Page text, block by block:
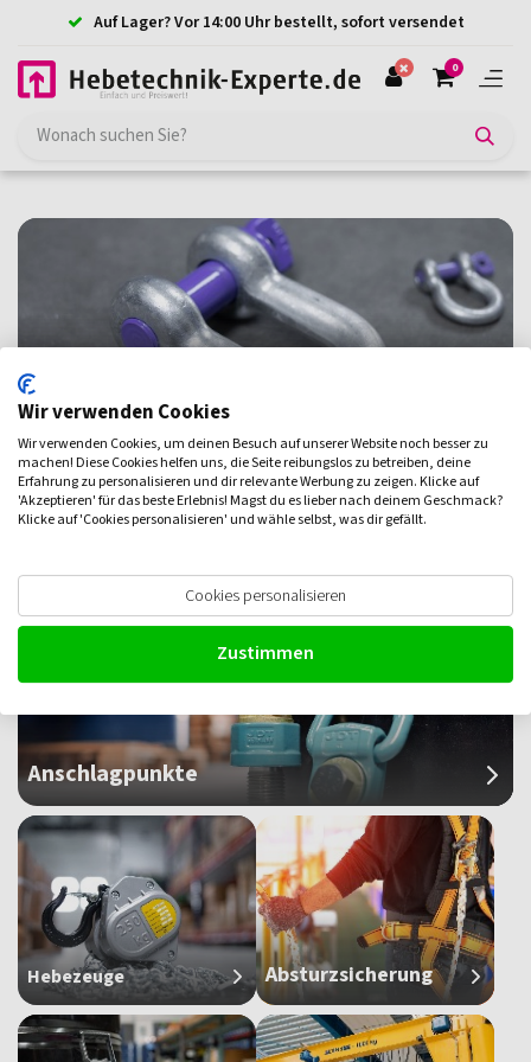
Auf Lager? Vor 14:00 Uhr bestellt, sofort versendet
0
Anschlagmittel
Anschlagketten
Anschlagpunkte
Hebezeuge Absturzsicherung
Wir verwenden Cookies
Wir verwenden Cookies, um deinen Besuch auf unserer Website noch besser zu
machen! Diese Cookies helfen uns, die Seite reibungslos zu betreiben, deine
Erfahrung zu personalisieren und dir relevante Werbung zu zeigen. Klicke auf
'Akzeptieren' für das beste Erlebnis! Magst du es lieber nach deinem Geschmack?
Klicke auf 'Cookies personalisieren' und wähle selbst, was dir gefällt.
Cookies personalisieren
Zustimmen